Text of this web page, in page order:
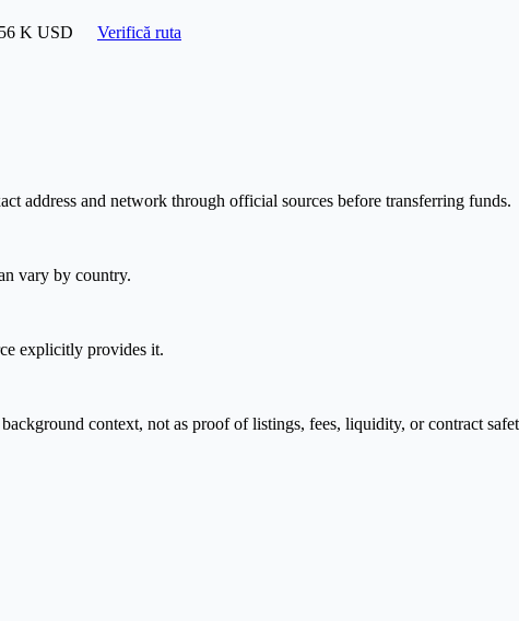
K USD Verifică ruta
address and network through official sources before transferring funds.
vary by country.
explicitly provides it.
context, not as proof of listings, fees, liquidity, or contract